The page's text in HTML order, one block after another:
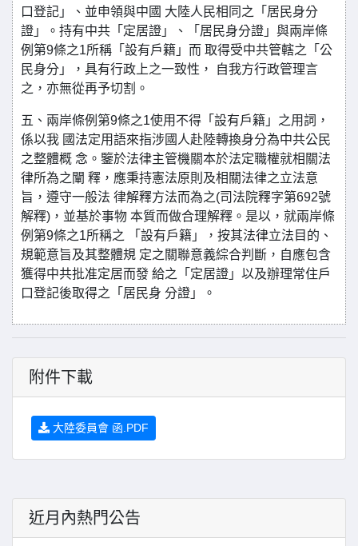
口登記」、並申領與中國 大陸人民相同之「居民身分
證」。持有中共「定居證」、「居民身分證」與兩岸條
例第9條之1所稱「設有戶籍」而 取得受中共管轄之「公
民身分」，具有行政上之一致性， 自我方行政管理言
之，亦無從再予切割。
五、兩岸條例第9條之1使用不得「設有戶籍」之用詞，
係以我 國法定用語來指涉國人赴陸轉換身分為中共公民
之整體概 念。鑒於法律主管機關本於法定職權就相關法
律所為之闡 釋，應秉持憲法原則及相關法律之立法意
旨，遵守一般法 律解釋方法而為之(司法院釋字第692號
解釋)，並基於事物 本質而做合理解釋。是以，就兩岸條
例第9條之1所稱之 「設有戶籍」，按其法律立法目的、
規範意旨及其整體規 定之關聯意義綜合判斷，自應包含
獲得中共批准定居而發 給之「定居證」以及辦理常住戶
口登記後取得之「居民身 分證」。
附件下載
大陸委員會 函.PDF
近月內熱門公告